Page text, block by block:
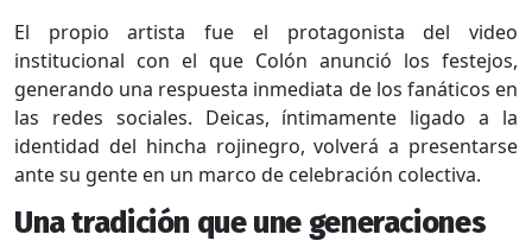
El propio artista fue el protagonista del video
institucional con el que Colón anunció los festejos,
generando una respuesta inmediata de los fanáticos en
las redes sociales. Deicas, íntimamente ligado a la
identidad del hincha rojinegro, volverá a presentarse
ante su gente en un marco de celebración colectiva.
Una tradición que une generaciones